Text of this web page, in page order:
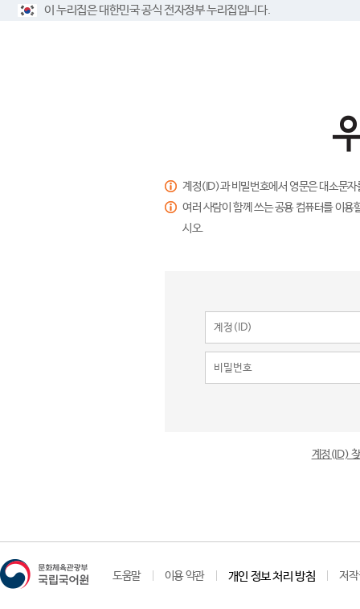
이 누리집은 대한민국 공식 전자정부 누리집입니다.
계정(ID)과 비밀번호에서 영문은 대소문
여러 사람이 함께 쓰는 공용 컴퓨터를 이
시오.
계정(ID)
도움말 이용 약관 개인 정보 처리 방침 저